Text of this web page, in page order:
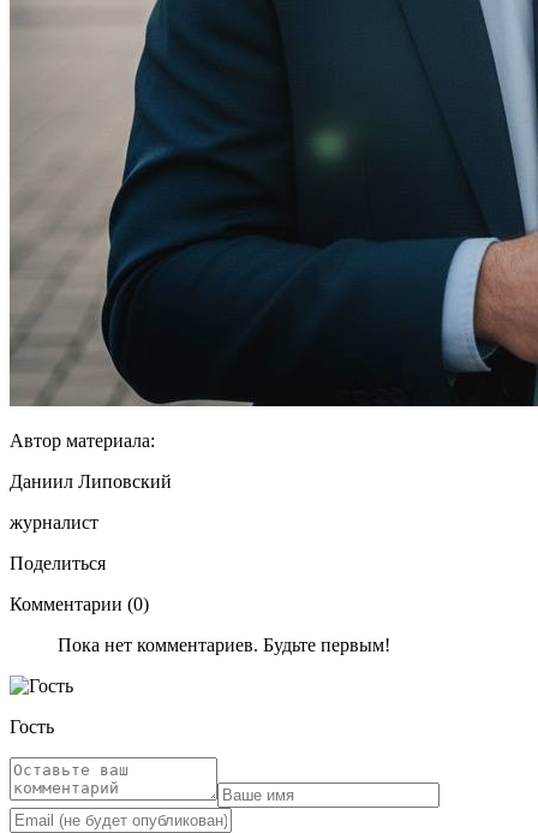
Автор материала:
Даниил Липовский
журналист
Поделиться
Комментарии (0)
Пока нет комментариев. Будьте первым!
Гость